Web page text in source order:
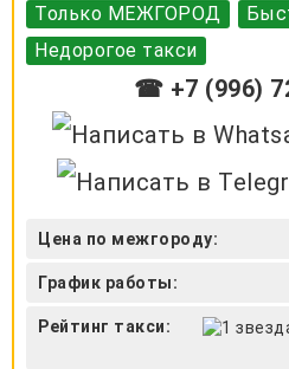
Только МЕЖГОРОД
Недорогое такси
☎ +7 (996)
Цена по межгороду:
График работы:
Рейтинг такси: